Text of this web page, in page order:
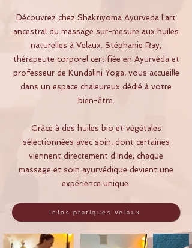
Découvrez chez Shaktiyoma Ayurveda l'art
ancestral du massage sur-mesure aux huiles
naturelles à Velaux. Stéphanie Ray,
thérapeute corporel certifiée en Ayurvéda et
professeur de Kundalini Yoga, vous accueille
dans un espace chaleureux dédié à votre
bien-être.
Grâce à des huiles bio et végétales
sélectionnées avec soin, dont certaines
viennent directement d'Inde, chaque
massage et soin ayurvédique devient une
expérience unique.
Infos pratiques Velaux